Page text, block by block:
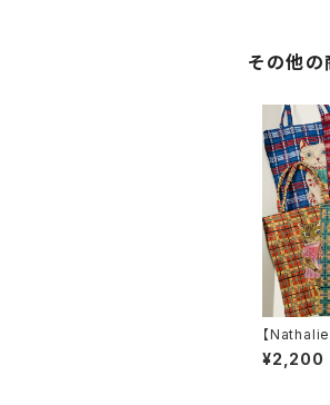
その他の
【
ェック
¥2,200